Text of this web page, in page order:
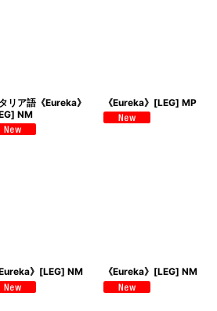
リア語《Eureka》
NM
《Eureka》[LEG] MP
Eureka》[LEG] NM 《Eureka》[LEG] NM